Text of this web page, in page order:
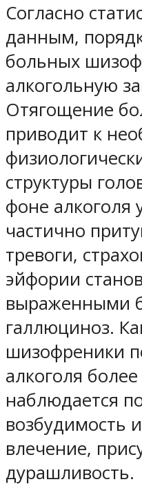
Согласно
данным,
больных
алкогольную
Отягощение
приводит к
структуры
фоне алкоголя
частично
тревоги,
эйфории
выраженными
галлюциноз.
шизофреники
алкоголя
наблюдается
возбудимость
влечение,
дурашливость.